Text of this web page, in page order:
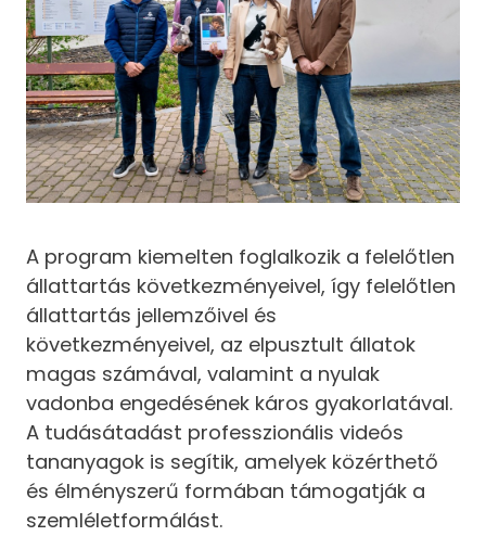
A program kiemelten foglalkozik a felelőtlen
állattartás következményeivel, így felelőtlen
állattartás jellemzőivel és
következményeivel, az elpusztult állatok
magas számával, valamint a nyulak
vadonba engedésének káros gyakorlatával.
A tudásátadást professzionális videós
tananyagok is segítik, amelyek közérthető
és élményszerű formában támogatják a
szemléletformálást.